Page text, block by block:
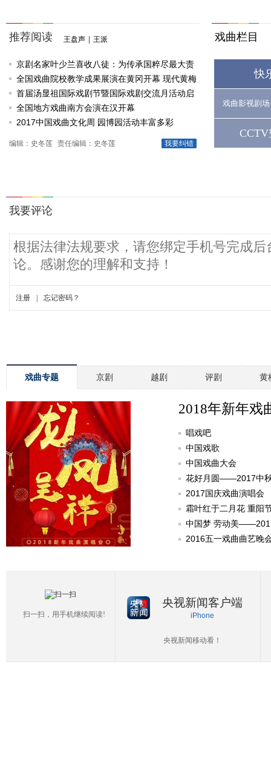
推荐阅读 王盘声 王派
京剧名家叶少兰喜收八徒：为传承国粹尽最大责
任
全国戏曲院校教学成果展演在黄冈开幕 现代黄梅
戏《槐花谣》倾情..
首届汤显祖国际戏剧节暨国际戏剧交流月活动启
动
全国地方戏曲南方会演在汉开幕
2017中国戏曲文化周 园博园活动丰富多彩
我要纠错
编辑：史冬莲 责任编辑：史冬莲
戏曲栏目
快
戏曲影视剧场
戏曲专题 京剧 越剧 评剧 黄
2018年新年戏
唱戏吧
中国戏歌
中国戏曲大会
花好月圆——2017中
2017国庆戏曲演唱会
霜叶红于二月花 重阳
中国梦 劳动美
2016五一戏曲曲艺晚
扫一扫，用手机继续阅读!
央视新闻客户端
iPhone
央视新闻移动看！